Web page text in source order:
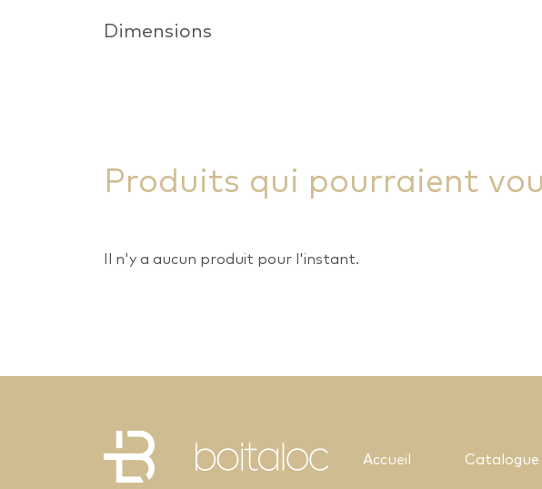
Dimensions
Produits qui pourraient
Il n'y a aucun produit pour l'instant.
Accueil Catalogue